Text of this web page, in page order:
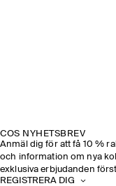
COS NYHETSBREV
Anmäl dig för att få 10 %
och information om nya
exklusiva erbjudanden
REGISTRERA DIG